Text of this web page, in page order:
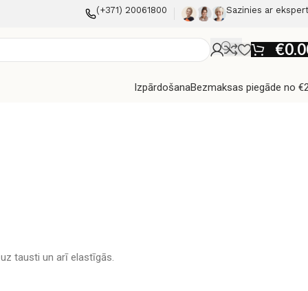
(+371) 20061800 Sazinies ar
€
IzpārdošanaBezmaksas piegāde no
tausti un arī elastīgās.